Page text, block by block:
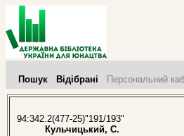
Пошук Відібрані Персональний
94:342.2(477-25)"191/193"
Кульчицький, С.